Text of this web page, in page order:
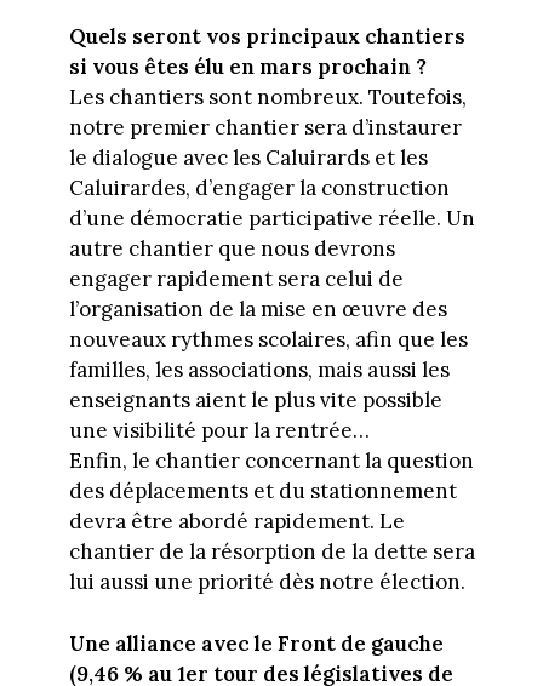
Quels seront vos principaux chantiers
si vous êtes élu en mars prochain ?
Les chantiers sont nombreux. Toutefois,
notre premier chantier sera d’instaurer
le dialogue avec les Caluirards et les
Caluirardes, d’engager la construction
d’une démocratie participative réelle. Un
autre chantier que nous devrons
engager rapidement sera celui de
l’organisation de la mise en œuvre des
nouveaux rythmes scolaires, afin que les
familles, les associations, mais aussi les
enseignants aient le plus vite possible
une visibilité pour la rentrée…
Enfin, le chantier concernant la question
des déplacements et du stationnement
devra être abordé rapidement. Le
chantier de la résorption de la dette sera
lui aussi une priorité dès notre élection.
Une alliance avec le Front de gauche
(9,46 % au 1er tour des législatives de